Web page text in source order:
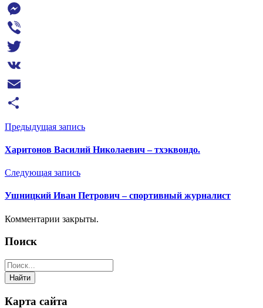
Telegram
Messenger
Viber
Twitter
VK
Email
Отправить
Предыдущая запись
Харитонов Василий Николаевич – тхэквондо.
Следующая запись
Ушницкий Иван Петрович – спортивный журналист
Комментарии закрыты.
Поиск
Карта сайта